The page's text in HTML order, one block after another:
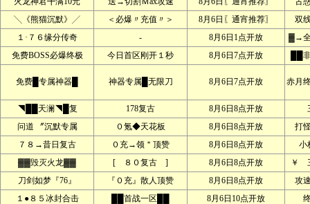
╲《熊猫沉默》╱
＜必爆〃充值〃＞ 8月6日〖通宵推荐〗
双
１·７６缘分传奇
- 8月6日1点开放
▓→
免费BOSS必爆终极
今日首区刚开１秒 8月6日7点开放 ██
免费█专属神器█ 神器专属█无限刀 8月6日7点开放 赤月
◥██天澜◥█复 178复古 8月6日8点开放
问道 〞沉默专属
０氪◆天花板 8月6日8点开放
打
７８→昔日复古
０充→领＂顶赞 8月6日8点开放
小
▓▓毁灭火龙▓▓
[ ８０复古 ] 8月6日8点开放
￥
刀剑如梦『76』
『０充』散人顶赞 8月6日8点开放
攻
１●８５冰封合击
██首战一区██ 8月6日10点开放